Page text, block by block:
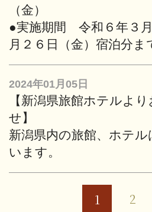
●実施期間 令和６年３
月２６日（金）宿泊
2024年01月05日
【新潟県旅館ホテルより
新潟県内の旅館、ホテ
います。
1 2